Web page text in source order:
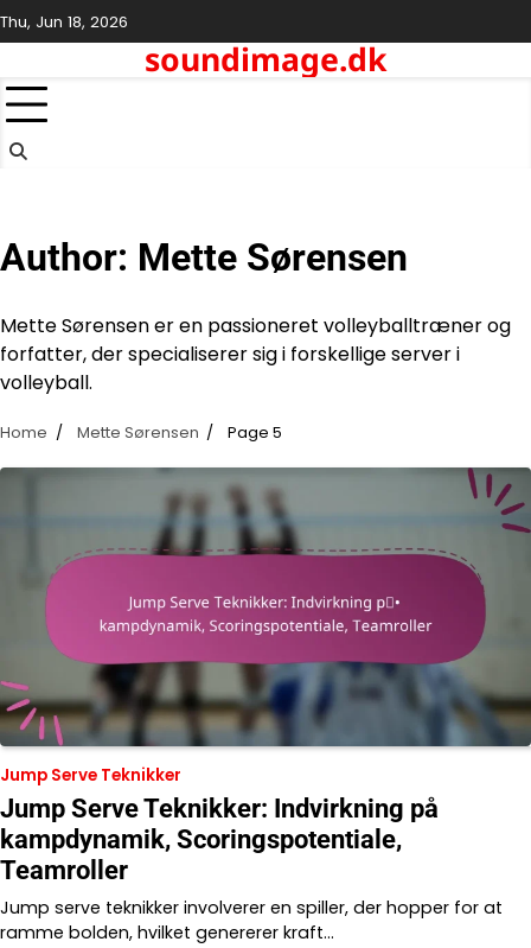
Skip
to
Thu, Jun 18, 2026
soundimage.dk
Author: Mette Sørensen
Mette Sørensen er en passioneret volleyballtræner og
forfatter, der specialiserer sig i forskellige server i
volleyball.
Home Mette Sørensen Page 5
Jump Serve Teknikker
Jump Serve Teknikker: Indvirkning på
kampdynamik, Scoringspotentiale,
Teamroller
Jump serve teknikker involverer en spiller, der hopper for at
ramme bolden, hvilket genererer kraft…